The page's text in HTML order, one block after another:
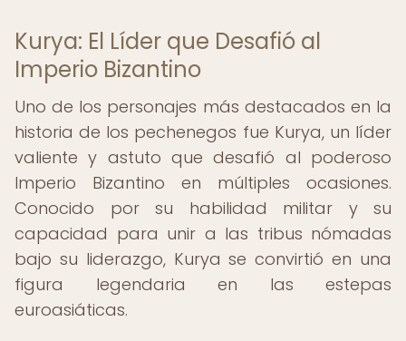
Kurya: El Líder que Desafió al
Imperio Bizantino
Uno de los personajes más destacados en la
historia de los pechenegos fue Kurya, un líder
valiente y astuto que desafió al poderoso
Imperio Bizantino en múltiples ocasiones.
Conocido por su habilidad militar y su
capacidad para unir a las tribus nómadas
bajo su liderazgo, Kurya se convirtió en una
figura legendaria en las estepas
euroasiáticas.